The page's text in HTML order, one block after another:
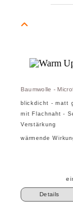
Baumwolle -
blickdicht - matt
mit Flachnaht -
Verstärkung
wärmende
Details